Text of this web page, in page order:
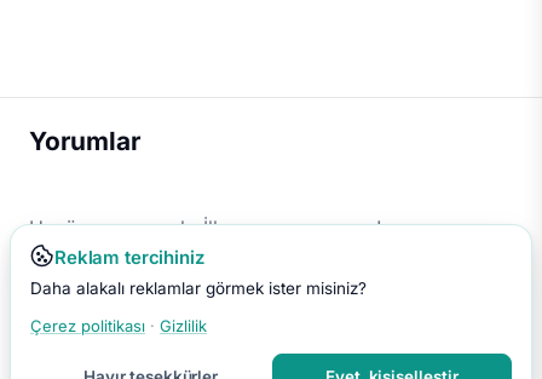
Yorumlar
Henüz yorum yok. İlk yorumu sen yap!
Reklam tercihiniz
Daha alakalı reklamlar görmek ister misiniz?
Çerez politikası · Gizlilik